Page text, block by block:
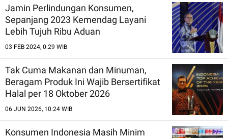
Jamin Perlindungan Konsumen,
Sepanjang 2023 Kemendag Layani
Lebih Tujuh Ribu Aduan
03 FEB 2024, 0:29 WIB
Tak Cuma Makanan dan Minuman,
Beragam Produk Ini Wajib Bersertifikat
Halal per 18 Oktober 2026
06 JUN 2026, 10:24 WIB
Konsumen Indonesia Masih Minim